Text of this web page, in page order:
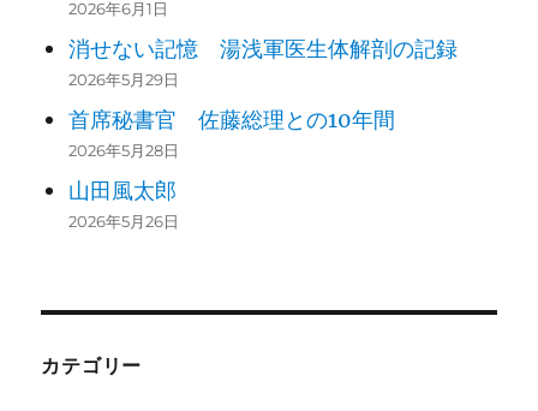
2026年6月1日
消せない記憶 湯浅軍医生体解剖の記録
2026年5月29日
首席秘書官 佐藤総理との10年間
2026年5月28日
山田風太郎
2026年5月26日
カテゴリー